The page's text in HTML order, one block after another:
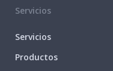
Servicios
Servicios
Productos